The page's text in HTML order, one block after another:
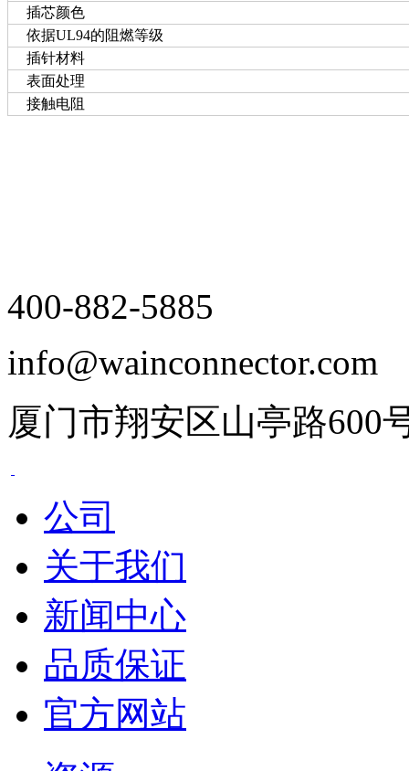
插芯颜色
依据UL94的阻燃等级
插针材料
表面处理
接触电阻
400-882-5885
info@wainconnector.com
厦门市翔安区山亭路600
公司
关于我们
新闻中心
品质保证
官方网站